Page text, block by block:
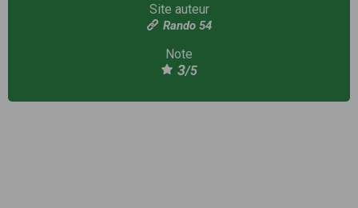
Site auteur
Rando 54
Note
3/5